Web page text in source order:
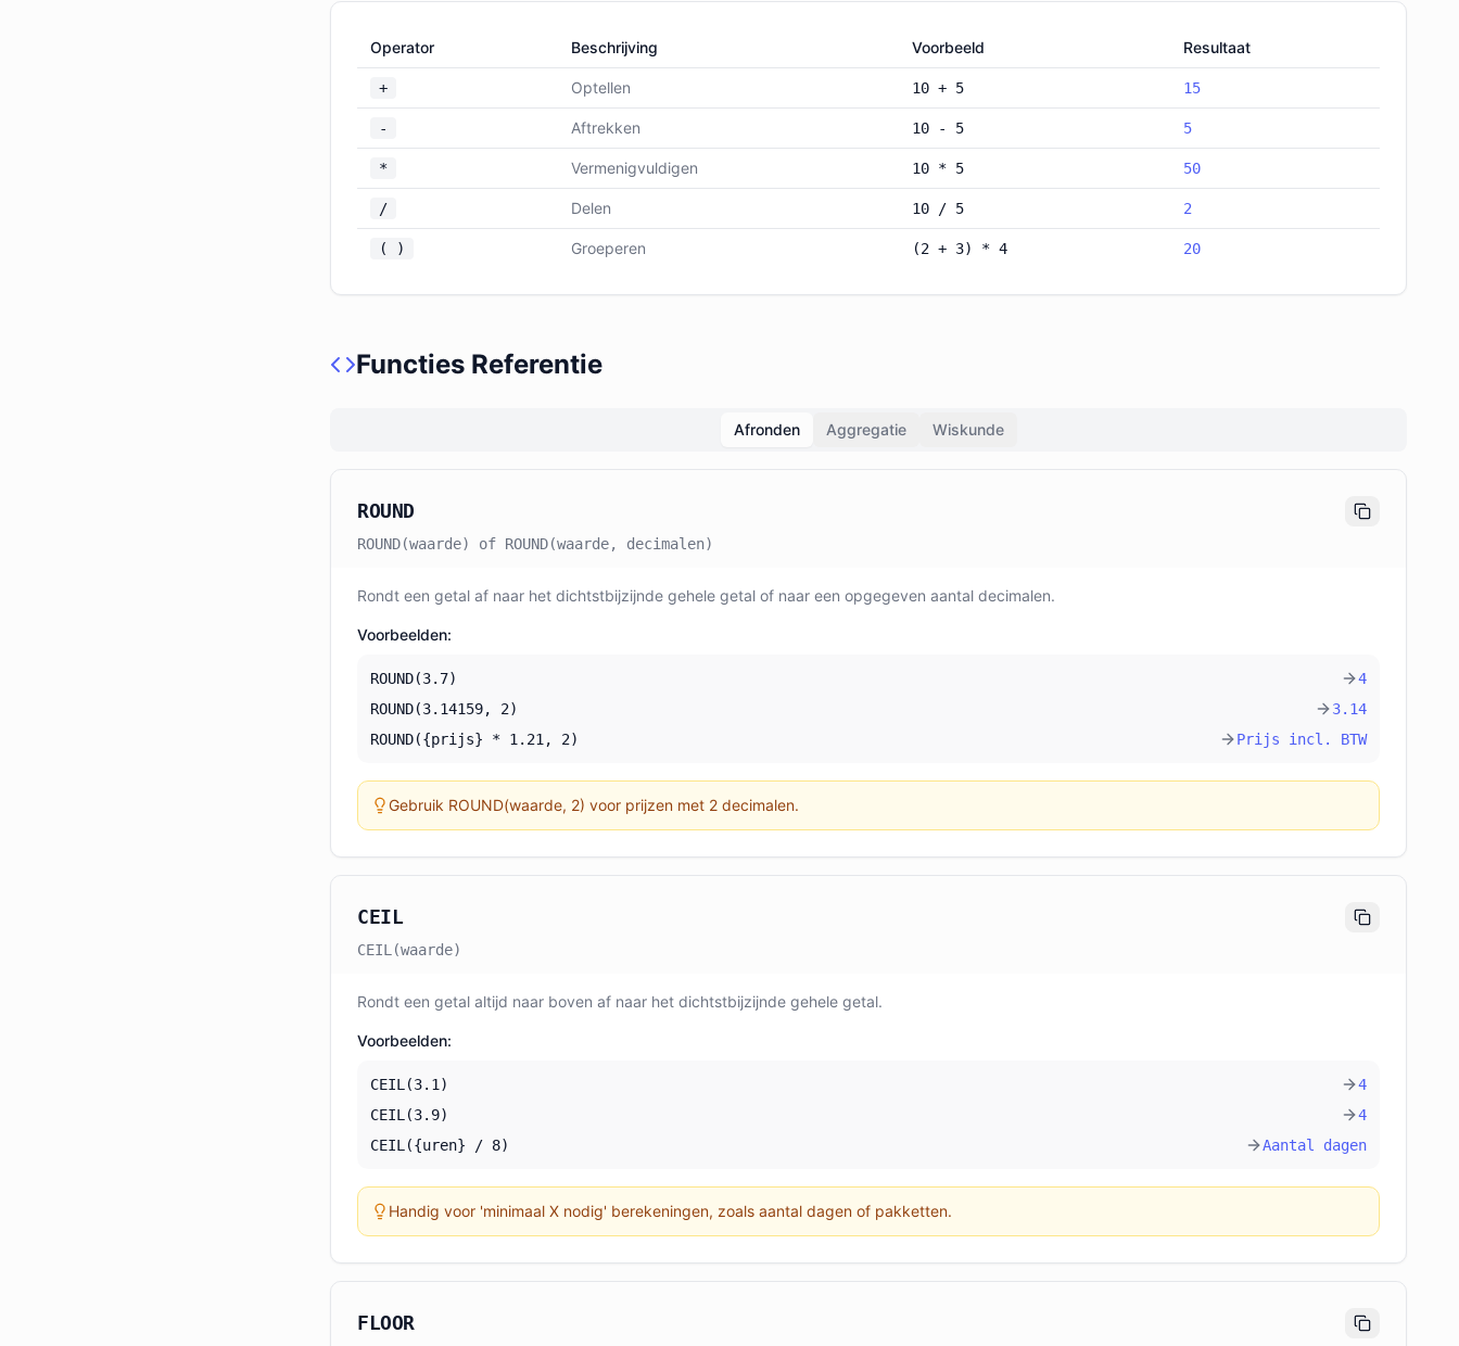
Operator Beschrijving Voorbeeld Resultaat
+ Optellen 10 + 5 15
- Aftrekken 10 - 5 5
* Vermenigvuldigen 10 * 5 50
/ Delen 10 / 5 2
( ) Groeperen (2 + 3) * 4 20
Functies Referentie
Afronden Aggregatie Wiskunde
ROUND
ROUND(waarde) of ROUND(waarde, decimalen)
Rondt een getal af naar het dichtstbijzijnde gehele getal of naar een opgegeven aantal decimalen.
Voorbeelden:
ROUND(3.7)
4
ROUND(3.14159, 2)
3.14
ROUND({prijs} * 1.21, 2)
Prijs incl. BTW
Gebruik ROUND(waarde, 2) voor prijzen met 2 decimalen.
CEIL
CEIL(waarde)
Rondt een getal altijd naar boven af naar het dichtstbijzijnde gehele getal.
Voorbeelden:
CEIL(3.1)
4
CEIL(3.9)
4
CEIL({uren} / 8)
Aantal dagen
Handig voor 'minimaal X nodig' berekeningen, zoals aantal dagen of pakketten.
FLOOR